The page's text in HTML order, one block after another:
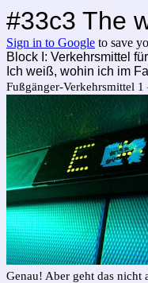
#33c3 The
Sign in to Google to save
Block I: Verkehrsmittel
Ich weiß, wohin ich im
Fußgänger-Verkehrsmittel 1
Genau! Aber geht das nicht